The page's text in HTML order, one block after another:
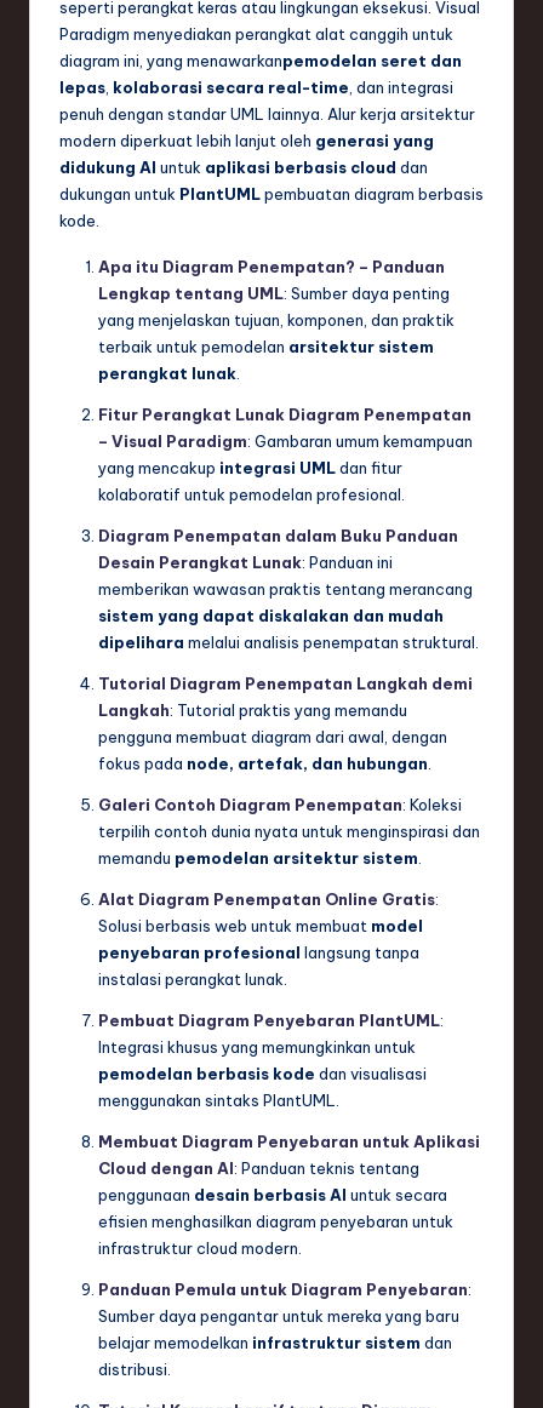
seperti perangkat keras atau lingkungan eksekusi. Visual
Paradigm menyediakan perangkat alat canggih untuk
diagram ini, yang menawarkanpemodelan seret dan
lepas kolaborasi secara real-time , dan integrasi
penuh dengan standar UML lainnya. Alur kerja arsitektur
modern diperkuat lebih lanjut oleh generasi yang
didukung AI untuk aplikasi berbasis cloud dan
dukungan untuk PlantUMLpembuatan diagram berbasis
kode.
Apa itu Diagram Penempatan? – Panduan
Lengkap tentang UML: Sumber daya penting
yang menjelaskan tujuan, komponen, dan praktik
terbaik untuk pemodelan arsitektur sistem
perangkat lunak
Fitur Perangkat Lunak Diagram Penempatan
– Visual Paradigm: Gambaran umum kemampuan
yang mencakup integrasi UMLdan fitur
kolaboratif untuk pemodelan profesional.
Diagram Penempatan dalam Buku Panduan
Desain Perangkat Lunak: Panduan ini
memberikan wawasan praktis tentang merancang
sistem yang dapat diskalakan dan mudah
dipelihara melalui analisis penempatan struktural.
Tutorial Diagram Penempatan Langkah demi
Langkah: Tutorial praktis yang memandu
pengguna membuat diagram dari awal, dengan
fokus pada node, artefak, dan hubungan
Galeri Contoh Diagram Penempatan: Koleksi
terpilih contoh dunia nyata untuk menginspirasi dan
memandu pemodelan arsitektur sistem
Alat Diagram Penempatan Online Gratis:
Solusi berbasis web untuk membuat model
penyebaran profesional langsung tanpa
instalasi perangkat lunak.
Pembuat Diagram Penyebaran PlantUML:
Integrasi khusus yang memungkinkan untuk
pemodelan berbasis kode dan visualisasi
menggunakan sintaks PlantUML.
Membuat Diagram Penyebaran untuk Aplikasi
Cloud dengan AI: Panduan teknis tentang
penggunaan desain berbasis AI untuk secara
efisien menghasilkan diagram penyebaran untuk
infrastruktur cloud modern.
Panduan Pemula untuk Diagram Penyebaran:
Sumber daya pengantar untuk mereka yang baru
belajar memodelkan infrastruktur sistem dan
distribusi.